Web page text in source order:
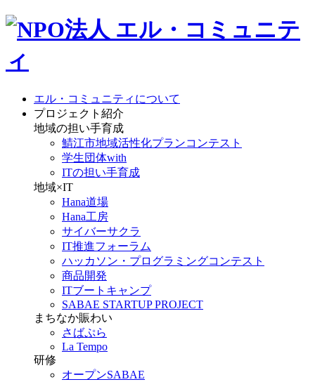
エル・コミュニティについて
プロジェクト紹介
地域の担い手育成
鯖江市地域活性化プランコンテスト
学生団体with
ITの担い手育成
地域×IT
Hana道場
Hana工房
サイバーサクラ
IT推進フォーラム
ハッカソン・プログラミングコンテスト
商品開発
ITブートキャンプ
SABAE STARTUP PROJECT
まちなか賑わい
さばぷら
La Tempo
研修
オープンSABAE